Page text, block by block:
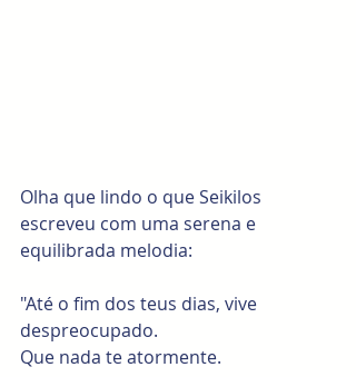
Olha que lindo o que Seikilos
escreveu com uma serena e
equilibrada melodia:
"Até o fim dos teus dias, vive
despreocupado.
Que nada te atormente.